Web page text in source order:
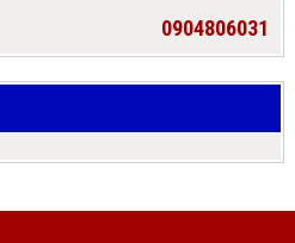
0904806031